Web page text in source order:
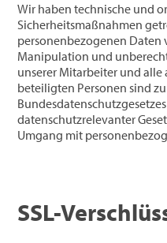
Wir haben technische und
Sicherheitsmaßnahmen
personenbezogenen Daten
Manipulation und
unserer Mitarbeiter und
beteiligten Personen sind
datenschutzrelevanter
Umgang mit
SSL-